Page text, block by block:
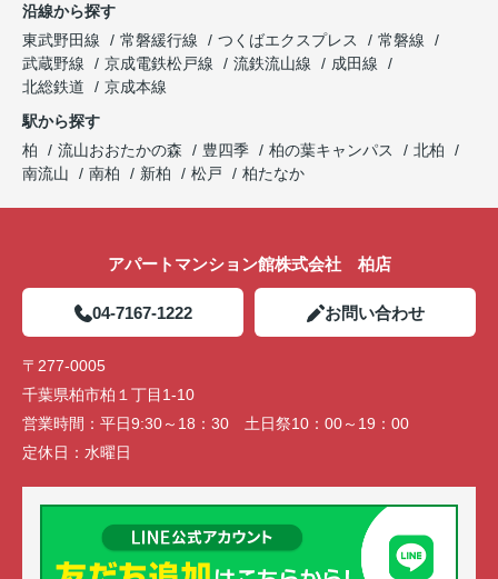
沿線から探す
東武野田線
常磐緩行線 つくばエクスプレス
常磐線
武蔵野線
京成電鉄松戸線 流鉄流山線
成田線
北総鉄道
京成本線
駅から探す
柏
流山おおたかの森 豊四季 柏の葉キャンパス
北柏
南流山
南柏 新柏 松戸 柏たなか
アパートマンション館株式会社 柏店
04-7167-1222 お問い合わせ
〒277-0005
千葉県柏市柏１丁目1-10
営業時間： 平日9:30～18：30 土日祭10：00～19：00
定休日： 水曜日